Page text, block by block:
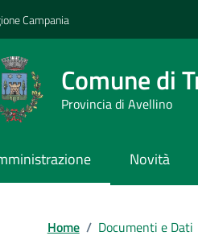
Campania
Comune di
Provincia di Avellino
Novità
Home / Documenti e Dati